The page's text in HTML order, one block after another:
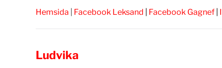
Hemsida Facebook Leksand Facebook Gagnef
Ludvika